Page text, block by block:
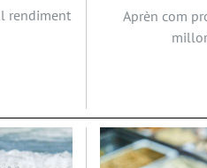
rendiment
Aprèn com